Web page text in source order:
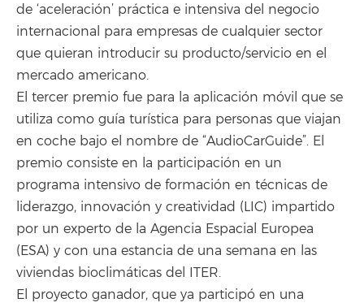
de ‘aceleración’ práctica e intensiva del negocio
internacional para empresas de cualquier sector
que quieran introducir su producto/servicio en el
mercado americano.
El tercer premio fue para la aplicación móvil que se
utiliza como guía turística para personas que viajan
en coche bajo el nombre de “AudioCarGuide”. El
premio consiste en la participación en un
programa intensivo de formación en técnicas de
liderazgo, innovación y creatividad (LIC) impartido
por un experto de la Agencia Espacial Europea
(ESA) y con una estancia de una semana en las
viviendas bioclimáticas del ITER.
El proyecto ganador, que ya participó en una